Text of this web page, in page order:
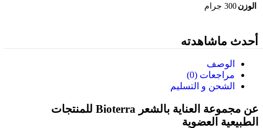
الوزن300 جرام
أحدث ماشاهدته
الوصف
مراجعات (0)
الشحن و التسليم
عن مجموعة العناية بالشعر Bioterra للمنتجات
الطبيعية العضوية